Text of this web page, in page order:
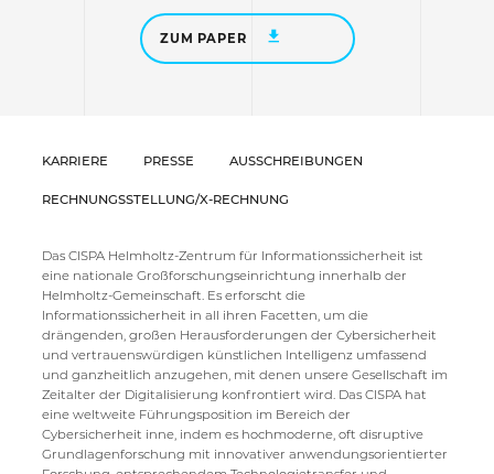
ZUM PAPER
KARRIERE PRESSE AUSSCHREIBUNGEN
RECHNUNGSSTELLUNG/X-RECHNUNG
Das CISPA Helmholtz-Zentrum für Informationssicherheit ist
eine nationale Großforschungseinrichtung innerhalb der
Helmholtz-Gemeinschaft. Es erforscht die
Informationssicherheit in all ihren Facetten, um die
drängenden, großen Herausforderungen der Cybersicherheit
und vertrauenswürdigen künstlichen Intelligenz umfassend
und ganzheitlich anzugehen, mit denen unsere Gesellschaft im
Zeitalter der Digitalisierung konfrontiert wird. Das CISPA hat
eine weltweite Führungsposition im Bereich der
Cybersicherheit inne, indem es hochmoderne, oft disruptive
Grundlagenforschung mit innovativer anwendungsorientierter